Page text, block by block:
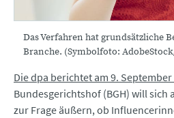
Das Verfahren hat grundsätzliche
Branche. (Symbolfoto:
Die dpa berichtet am 9. September
Bundesgerichtshof (BGH) will sich
zur Frage äußern, ob